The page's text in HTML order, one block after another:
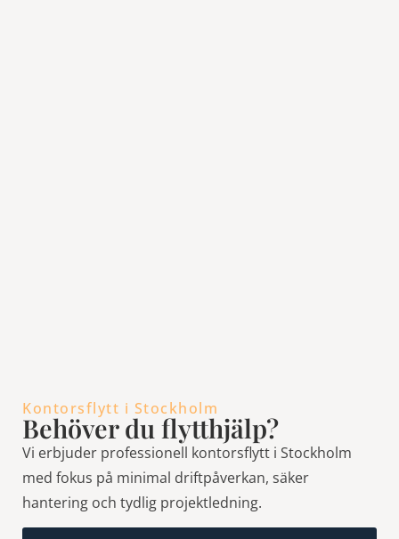
Kontorsflytt i Stockholm
Behöver du flytthjälp?
Vi erbjuder professionell kontorsflytt i Stockholm
med fokus på minimal driftpåverkan, säker
hantering och tydlig projektledning.